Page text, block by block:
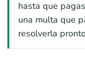
hasta que
una multa que
resolverla